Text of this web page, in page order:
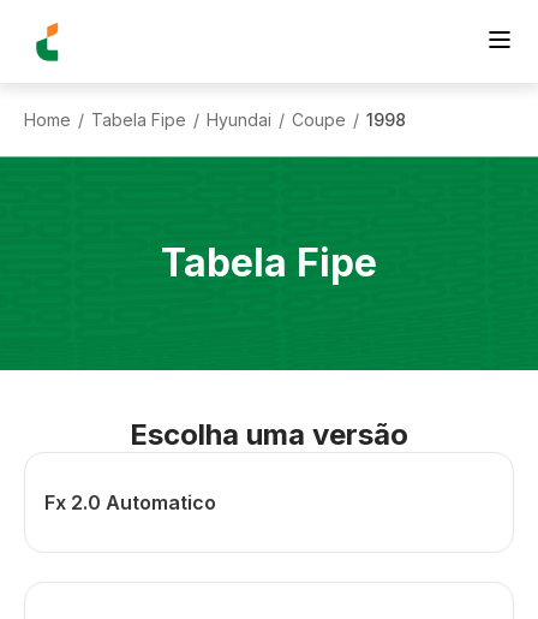
Home / Tabela Fipe / Hyundai / Coupe / 1998
Tabela Fipe
Escolha uma versão
Fx 2.0 Automatico